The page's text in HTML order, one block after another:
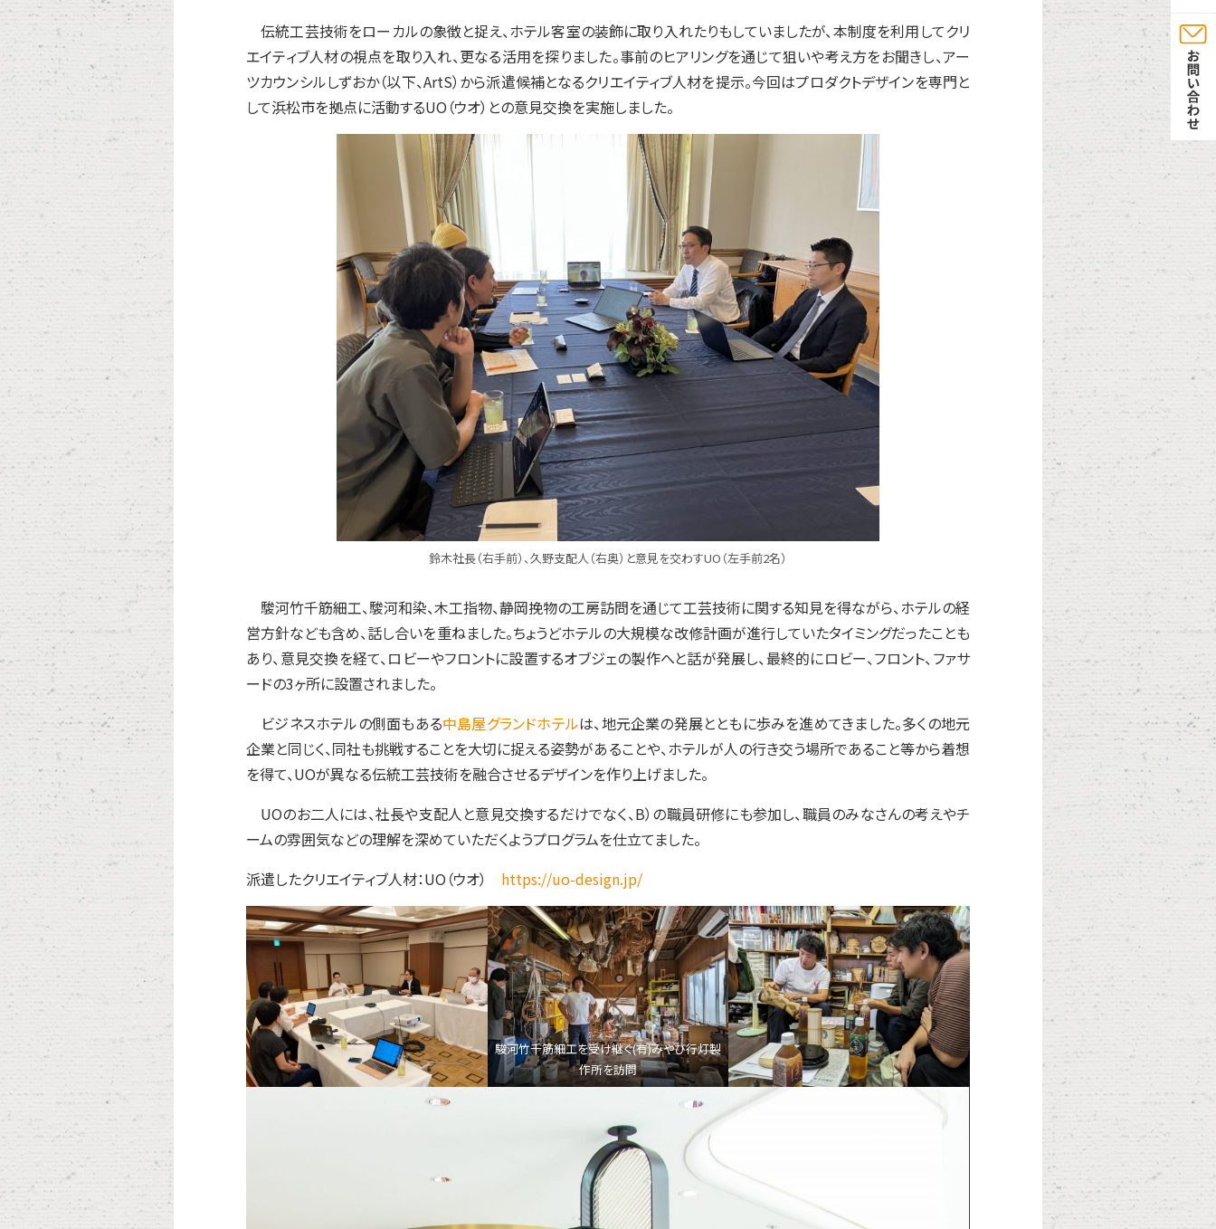
伝統工芸技術をローカルの象徴と捉え、ホテル客室の装飾に取り入れたりもしていましたが、本制度を利用してクリ
エイティブ人材の視点を取り入れ、更なる活用を探りました。事前のヒアリングを通じて狙いや考え方をお聞きし、アー
ツカウンシルしずおか（以下、ArtS）から派遣候補となるクリエイティブ人材を提示。今回はプロダクトデザインを専門と
して浜松市を拠点に活動するUO（ウオ）との意見交換を実施しました。
鈴木社長（右手前）、久野支配人（右奥）と意見を交わすUO（左手前2名）
駿河竹千筋細工、駿河和染、木工指物、静岡挽物の工房訪問を通じて工芸技術に関する知見を得ながら、ホテルの経
営方針なども含め、話し合いを重ねました。ちょうどホテルの大規模な改修計画が進行していたタイミングだったことも
あり、意見交換を経て、ロビーやフロントに設置するオブジェの製作へと話が発展し、最終的にロビー、フロント、ファサ
ードの3ヶ所に設置されました。
ビジネスホテルの側面もある中島屋グランドホテルは、地元企業の発展とともに歩みを進めてきました。多くの地元
企業と同じく、同社も挑戦することを大切に捉える姿勢があることや、ホテルが人の行き交う場所であること等から着想
を得て、UOが異なる伝統工芸技術を融合させるデザインを作り上げました。
UOのお二人には、社長や支配人と意見交換するだけでなく、B）の職員研修にも参加し、職員のみなさんの考えやチ
ームの雰囲気などの理解を深めていただくようプログラムを仕立てました。
派遣したクリエイティブ人材：UO（ウオ） https://uo-design.jp/
駿河竹千筋細工を受け継ぐ(有)みやび行灯製
作所を訪問